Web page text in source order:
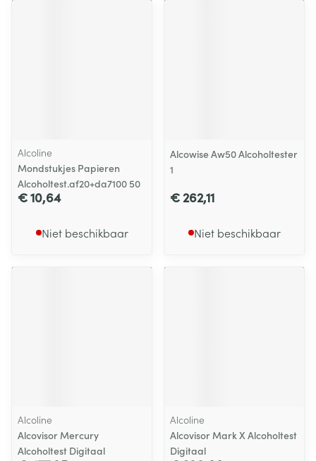
Alcoline
Mondstukjes Papieren
Alcoholtest.af20+da7100 50
€ 10,64
Niet beschikbaar
Alcowise Aw50 Alcoholtester
1
€ 262,11
Niet beschikbaar
Alcoline
Alcovisor Mercury
Alcoholtest Digitaal
Alcoline
Alcovisor Mark X Alcoholtest
Digitaal